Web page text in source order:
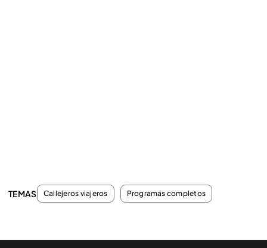
TEMAS Callejeros viajeros Programas completos